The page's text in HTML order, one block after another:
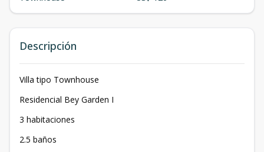
Descripción
Villa tipo Townhouse
Residencial Bey Garden I
3 habitaciones
2.5 baños